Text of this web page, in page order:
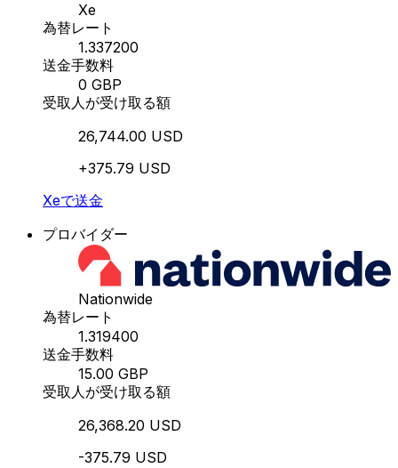
Xe
為替レート
1.337200
送金手数料
0 GBP
受取人が受け取る額
26,744.00 USD
+375.79 USD
Xeで送金
プロバイダー
Nationwide
為替レート
1.319400
送金手数料
15.00 GBP
受取人が受け取る額
26,368.20 USD
-375.79 USD